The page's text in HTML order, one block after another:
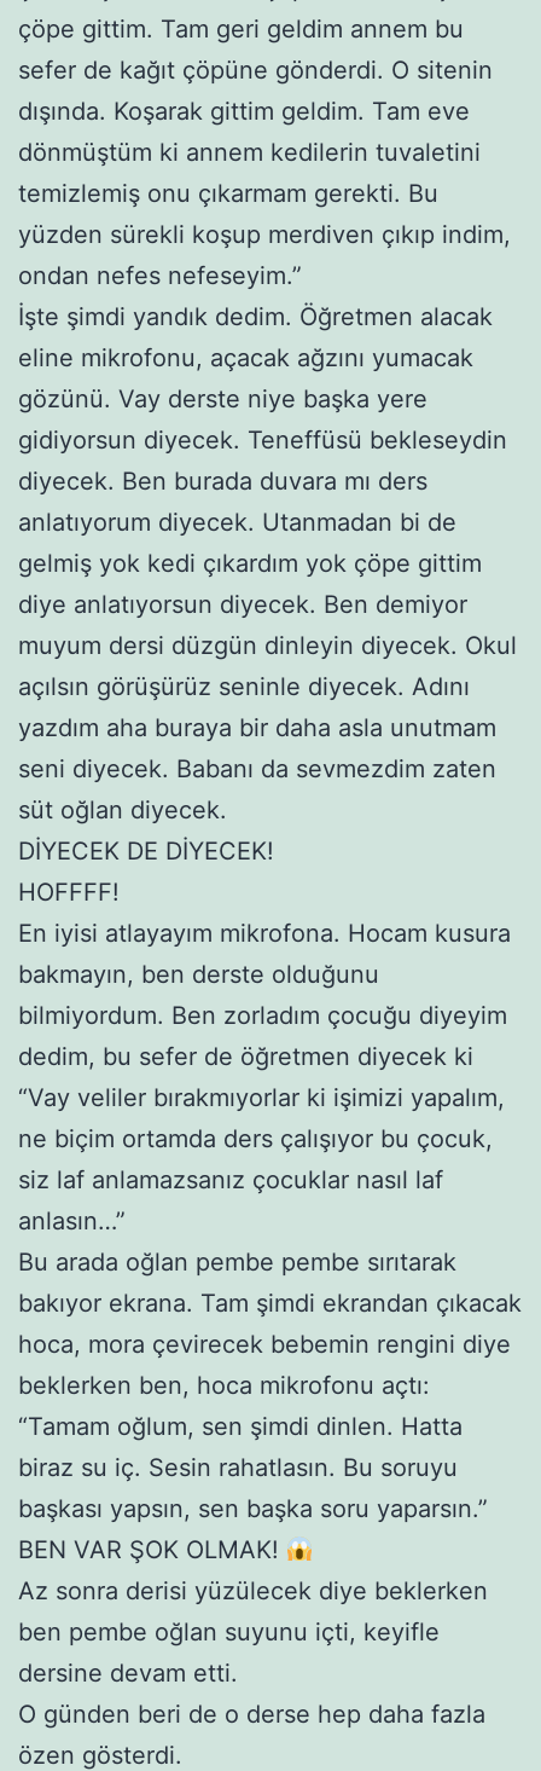
çöpe gittim. Tam geri geldim annem bu
sefer de kağıt çöpüne gönderdi. O sitenin
dışında. Koşarak gittim geldim. Tam eve
dönmüştüm ki annem kedilerin tuvaletini
temizlemiş onu çıkarmam gerekti. Bu
yüzden sürekli koşup merdiven çıkıp indim,
ondan nefes nefeseyim.”
İşte şimdi yandık dedim. Öğretmen alacak
eline mikrofonu, açacak ağzını yumacak
gözünü. Vay derste niye başka yere
gidiyorsun diyecek. Teneffüsü bekleseydin
diyecek. Ben burada duvara mı ders
anlatıyorum diyecek. Utanmadan bi de
gelmiş yok kedi çıkardım yok çöpe gittim
diye anlatıyorsun diyecek. Ben demiyor
muyum dersi düzgün dinleyin diyecek. Okul
açılsın görüşürüz seninle diyecek. Adını
yazdım aha buraya bir daha asla unutmam
seni diyecek. Babanı da sevmezdim zaten
süt oğlan diyecek.
DİYECEK DE DİYECEK!
HOFFFF!
En iyisi atlayayım mikrofona. Hocam kusura
bakmayın, ben derste olduğunu
bilmiyordum. Ben zorladım çocuğu diyeyim
dedim, bu sefer de öğretmen diyecek ki
“Vay veliler bırakmıyorlar ki işimizi yapalım,
ne biçim ortamda ders çalışıyor bu çocuk,
siz laf anlamazsanız çocuklar nasıl laf
anlasın…”
Bu arada oğlan pembe pembe sırıtarak
bakıyor ekrana. Tam şimdi ekrandan çıkacak
hoca, mora çevirecek bebemin rengini diye
beklerken ben, hoca mikrofonu açtı:
“Tamam oğlum, sen şimdi dinlen. Hatta
biraz su iç. Sesin rahatlasın. Bu soruyu
başkası yapsın, sen başka soru yaparsın.”
BEN VAR ŞOK OLMAK!
Az sonra derisi yüzülecek diye beklerken
ben pembe oğlan suyunu içti, keyifle
dersine devam etti.
O günden beri de o derse hep daha fazla
özen gösterdi.